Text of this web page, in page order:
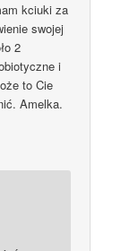
kciuki za
swojej
2
i
to Cie
Amelka.